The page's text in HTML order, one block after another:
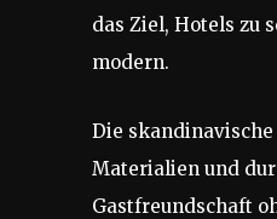
das Ziel, Hotels zu
modern.
Die
Materialien und
Gastfreundschaft